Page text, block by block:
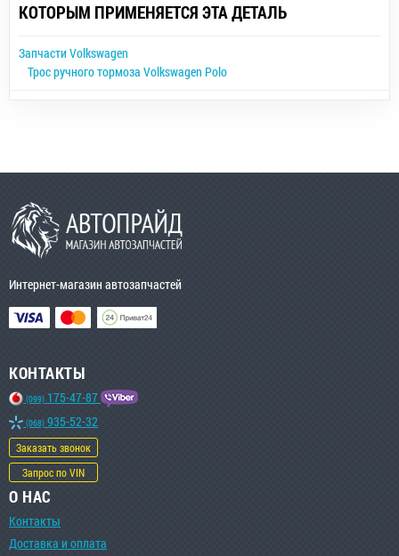
КОТОРЫМ ПРИМЕНЯЕТСЯ ЭТА ДЕТАЛЬ
Запчасти Volkswagen
Трос ручного тормоза Volkswagen Polo
Интернет-магазин автозапчастей
КОНТАКТЫ
(099) 175-47-87
(068) 935-52-32
Заказать звонок
Запрос по VIN
О НАС
Контакты
Доставка и оплата